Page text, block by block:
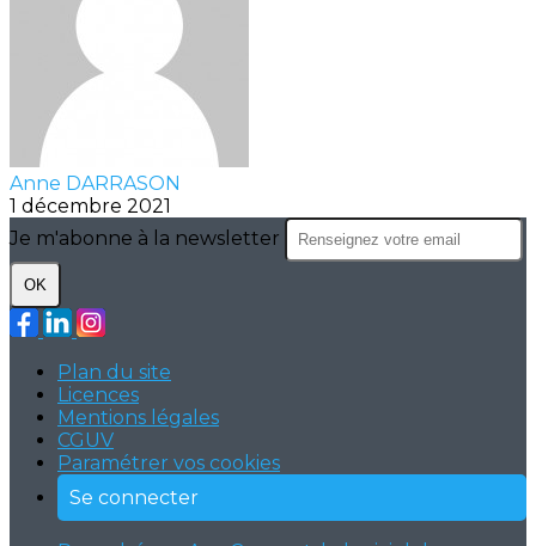
Anne DARRASON
1 décembre 2021
Je m'abonne à la newsletter
OK
Plan du site
Licences
Mentions légales
CGUV
Paramétrer vos cookies
Se connecter